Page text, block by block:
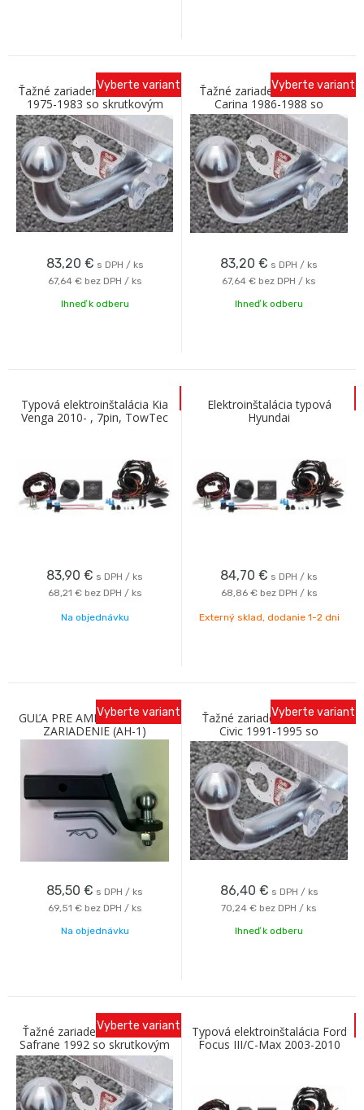
Ťažné zariadenie BMW 3-rad
1975-1983 so skrutkovým
odnímaním A Galia
83,20 € s DPH / ks
67,64 € bez DPH / ks
Vyberte variant
Ihneď k odberu
Ťažné zariadenie TOYOTA
Carina 1986-1988 so
skrutkovým odnímaním A
Galia
83,20 € s DPH / ks
67,64 € bez DPH / ks
Vyberte variant
Ihneď k odberu
Typová elektroinštalácia Kia
Venga 2010- , 7pin, TowTec
83,90 € s DPH / ks
68,21 € bez DPH / ks
Na objednávku
Elektroinštalácia typová
Hyundai
SantaFe(TM),Kon/Kia Ceed
84,70 € s DPH / ks
68,86 € bez DPH / ks
Externý sklad, dodanie 1-2 dni
GUĽA PRE AMERICKÉ ŤAŽNÉ
ZARIADENIE (AH-1)
85,50 € s DPH / ks
69,51 € bez DPH / ks
Vyberte variant
Na objednávku
Ťažné zariadenie HONDA
Civic 1991-1995 so
skrutkovým odnímaním A
Galia
86,40 € s DPH / ks
70,24 € bez DPH / ks
Vyberte variant
Ihneď k odberu
Ťažné zariadenie RENAULT
Safrane 1992 so skrutkovým
odnímaním A Galia
Vyberte variant
Typová elektroinštalácia Ford
Focus III/C-Max 2003-2010